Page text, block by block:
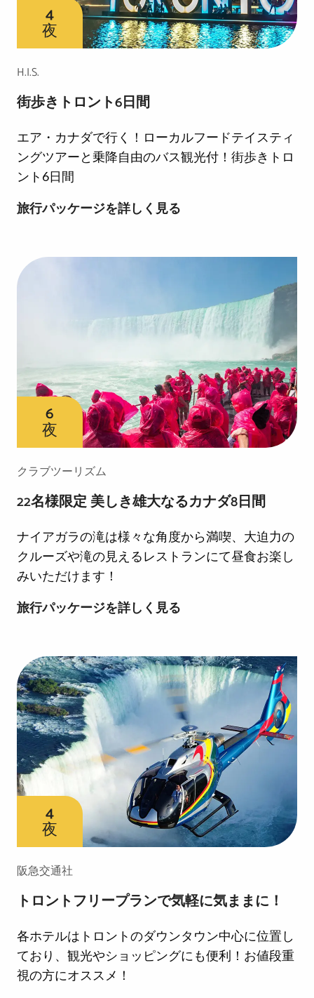
ラ
ツ
4
夜
H.I.S.
街歩きトロント6日間
エア・カナダで行く！ローカルフードテイスティ
ングツアーと乗降自由のバス観光付！街歩きトロ
ント6日間
旅行パッケージを詳しく見る
き
ン
6
日
間
6
夜
クラブツーリズム
22名様限定 美しき雄大なるカナダ8日間
ナイアガラの滝は様々な角度から満喫、大迫力の
クルーズや滝の見えるレストランにて昼食お楽し
みいただけます！
旅行パッケージを詳しく見る
様
限
定
美
し
き
雄
大
な
ナ
8
日
4
夜
阪急交通社
トロントフリープランで気軽に気ままに！
各ホテルはトロントのダウンタウン中心に位置し
ており、観光やショッピングにも便利！お値段重
視の方にオススメ！